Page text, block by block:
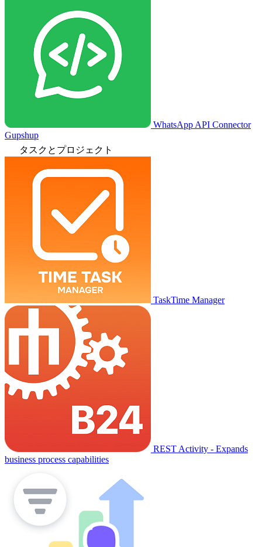
WhatsApp API Connector
Gupshup
タスクとプロジェクト
TaskTime Manager
REST Activity - Expands
business process capabilities